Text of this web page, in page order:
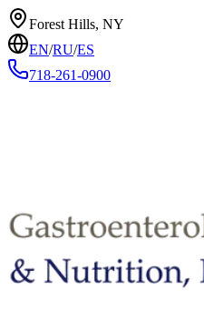
Forest Hills, NY
EN/RU/ES
718-261-0900